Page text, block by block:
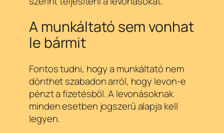
A munkáltató sem vonhat
le bármit
Fontos tudni, hogy a munkáltató nem
dönthet szabadon arról, hogy levon-e
pénzt a fizetésből. A levonásoknak
minden esetben jogszerű alapja kell
legyen.